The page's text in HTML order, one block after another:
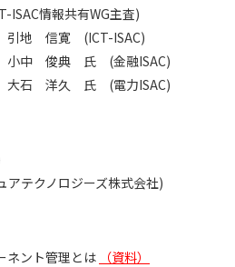
情報共有WG主査)
引地 信寛 (ICT-ISAC)
典 氏 (金融ISAC)
久 氏 (電力ISAC)
クノロジーズ株式会社)
ネント管理とは
（資料）